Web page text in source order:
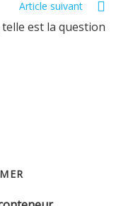
Article suivant
est la question